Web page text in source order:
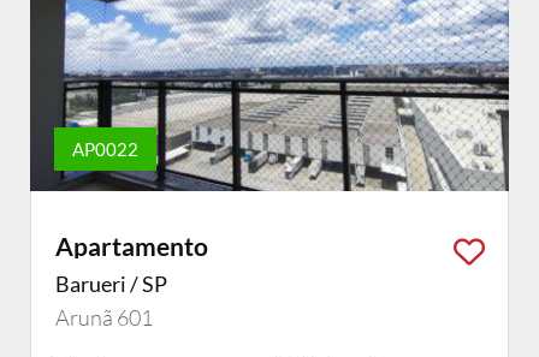
AP0022
Apartamento
Barueri / SP
Arunã 601